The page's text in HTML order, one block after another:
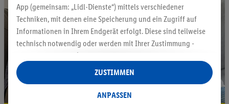
App (gemeinsam: „Lidl-Dienste“) mittels verschiedener
Techniken, mit denen eine Speicherung und ein Zugriff auf
Informationen in Ihrem Endgerät erfolgt. Diese sind teilweise
technisch notwendig oder werden mit Ihrer Zustimmung -
auch durch Partner (u.a.
Verantwortliche; im Zusammenhang mit dem IAB TCF
insgesamt
Statistik-Erstellung oder für personalisierte Werbung
ANPASSEN
ZUSTIMMEN